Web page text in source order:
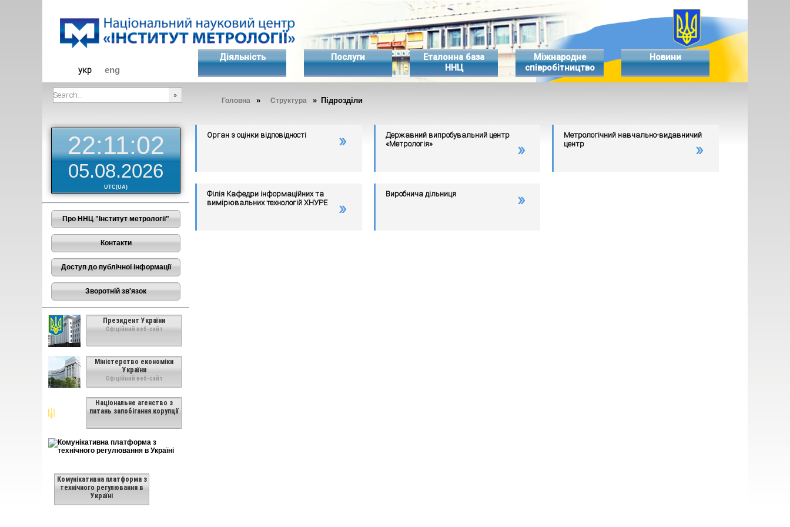
укр eng
Діяльність Послуги
Еталонна база
ННЦ
Міжнародне
співробітництво
Новини
Головна » Структура » Підрозділи
22:11:02
05.08.2026
UTC(UA)
Про ННЦ "Інститут метрології"
Контакти
Доступ до публічної інформації
Зворотній зв'язок
Президент України
Офіційний веб-сайт
Міністерство економіки
України
Офіційний веб-сайт
Національне агенство з
питань запобігання корупції
Комунікативна платформа з
технічного регулювання в
Україні
Орган з оцінки відповідності
Державний випробувальний центр
«Метрологія»
Метрологічний навчально-видавничий
центр
Філія Кафедри інформаційних та
вимірювальних технологій ХНУРЕ
Виробнича дільниця